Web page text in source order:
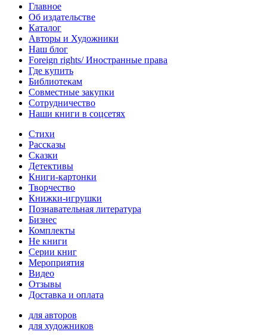
Главное
Об издательстве
Каталог
Авторы и Художники
Наш блог
Foreign rights/ Иностранные права
Где купить
Библиотекам
Совместные закупки
Сотрудничество
Наши книги в соцсетях
Стихи
Рассказы
Сказки
Детективы
Книги-картонки
Творчество
Книжки-игрушки
Познавательная литература
Бизнес
Комплекты
Не книги
Серии книг
Мероприятия
Видео
Отзывы
Доставка и оплата
для авторов
для художников